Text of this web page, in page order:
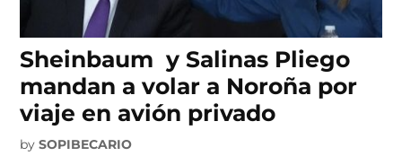
Sheinbaum y Salinas Pliego
mandan a volar a Noroña por
viaje en avión privado
by SOPIBECARIO